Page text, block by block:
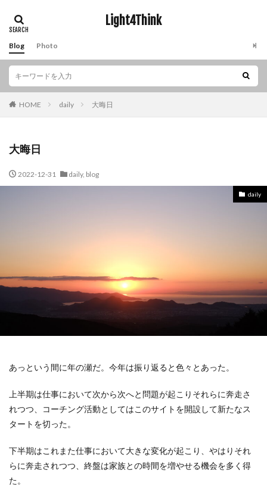
Light4Think
Blog Photo
HOME daily 大晦日
大晦日
2022-12-31 daily, blog
daily
あっという間に年の瀬だ。今年は振り返ると色々とあった。
上半期は仕事において次から次へと問題が起こりそれらに奔走さ
れつつ、コーチング活動としてはこのサイトを開設して新たなス
タートを切った。
下半期はこれまた仕事において大きな変化が起こり、やはりそれ
らに奔走されつつ、終盤は家族との時間を増やせる機会を多く得
た。